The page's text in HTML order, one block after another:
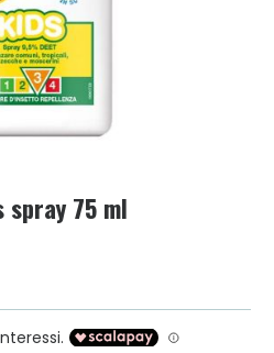
75 ml
Sconto fino al 40% valido